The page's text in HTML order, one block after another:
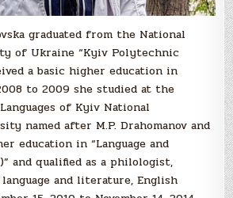
graduated from the National
of Ukraine “Kyiv Polytechnic
a basic higher education in
to 2009 she studied at the
​​of Kyiv National
named after M.P. Drahomanov and
education in “Language and
and qualified as a philologist,
and literature, English